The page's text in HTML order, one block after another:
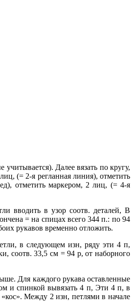
Далее вязать по кругу,
(= 2-я регланная линия), отметить
отметить маркером, 2 лиц, (= 4-я
вводить в узор соотв. деталей, В
= на спицах всего 344 п.: по 94
рукавов временно отложить.
в следующем изн, ряду эти 4 п,
соотв. 33,5 см = 94 р, от наборного
Для каждого рукава оставленные
и спинкой вывязать 4 п, Эти 4 п, в
Между 2 изн, петлями в начале